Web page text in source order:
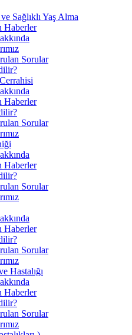
Sağlıklı Yaş Alma
Haberler
Sorular
Haberler
Sorular
Haberler
Sorular
Haberler
Sorular
Hastalığı
Haberler
Sorular